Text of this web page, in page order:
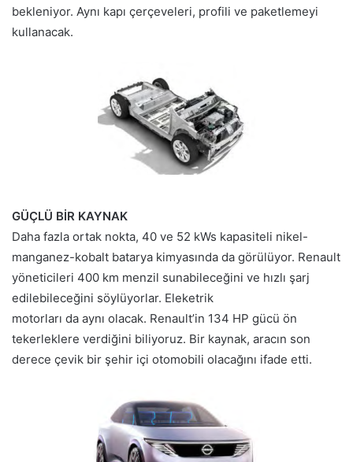
bekleniyor. Aynı kapı çerçeveleri, profili ve paketlemeyi
kullanacak.
GÜÇLÜ BİR KAYNAK
Daha fazla ortak nokta, 40 ve 52 kWs kapasiteli nikel-
manganez-kobalt batarya kimyasında da görülüyor. Renault
yöneticileri 400 km menzil sunabileceğini ve hızlı şarj
edilebileceğini söylüyorlar. Eleketrik
motorları da aynı olacak. Renault’in 134 HP gücü ön
tekerleklere verdiğini biliyoruz. Bir kaynak, aracın son
derece çevik bir şehir içi otomobili olacağını ifade etti.